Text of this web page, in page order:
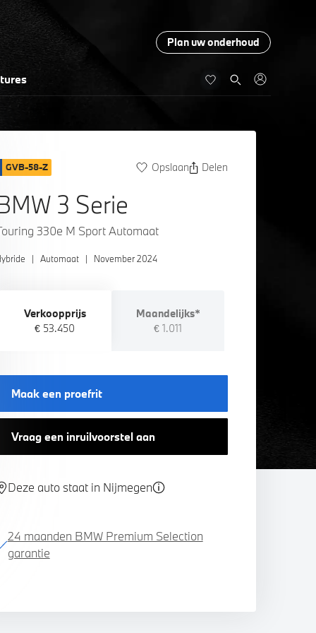
Plan uw onderhoud
GVB-58-Z Opslaan Delen
3 Serie
330e M Sport Automaat
| Automaat | November 2024
Verkoopprijs
€ 53.450
Maandelijks*
€ 1.011
Maak een proefrit
Vraag een inruilvoorstel aan
Deze auto staat in Nijmegen
24 maanden BMW Premium Selection
garantie